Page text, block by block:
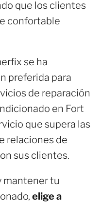
que los clientes
confortable
se ha
preferida para
de reparación
en Fort
que supera las
relaciones de
sus clientes.
mantener tu
elige a